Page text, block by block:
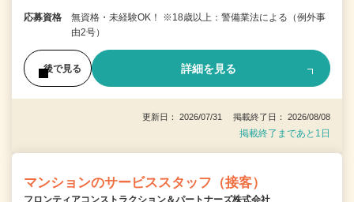
応募資格
無資格・未経験OK！ ※18歳以上：警備業法による（例外事
由2号）
後で見る 詳細を見る
更新日： 2026/07/31 掲載終了日： 2026/08/08
掲載終了まであと1日
マンションのサービススタッフ（接客）
フロンティアコンストラクション＆パートナーズ株式会社